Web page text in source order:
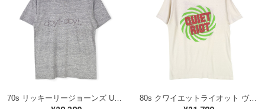
80s クワイエットライオット ヴィンテージTシャツ ロックTシャツ バンドロゴ ホワイト QUIET RIOT メンズM相当 古着 @AAB1362